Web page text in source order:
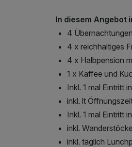
In diesem Angebot
4
4 x reichhaltiges
4 x Halbpension
1 x Kaffee und
Inkl. 1 mal Eintritt
inkl. lt
Inkl. 1 mal Eintritt
inkl.
inkl. täglich